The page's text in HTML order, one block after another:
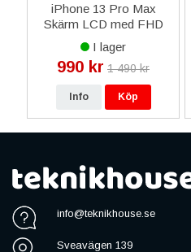
iPhone 13 Pro Max
Skärm LCD med FHD
Display Glas (Premium)
I lager
990 kr 1 490 kr
Info Köp
info@teknikhouse.se
Sveavägen 139